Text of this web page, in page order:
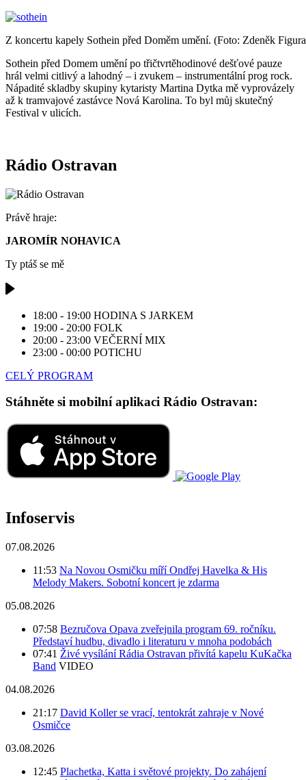
Z koncertu kapely Sothein před Doměm umění. (Foto: Zdeněk
Sothein před Domem umění po třičtvrtěhodinové dešťové pauze
hrál velmi citlivý a lahodný – i zvukem – instrumentální prog rock.
Nápadité skladby skupiny kytaristy Martina Dytka mě vyprovázely
až k tramvajové zastávce Nová Karolina. To byl můj skutečný
Festival v ulicích.
Rádio Ostravan
Právě hraje:
JAROMÍR NOHAVICA
Ty ptáš se mě
18:00 - 19:00 HODINA S JARKEM
19:00 - 20:00 FOLK
20:00 - 23:00 VEČERNÍ MIX
23:00 - 00:00 POTICHU
CELÝ PROGRAM
Stáhněte si mobilní aplikaci Rádio Ostravan:
Infoservis
07.08.2026
11:53 Na Novou Osmičku míří Ondřej Havelka & His
Melody Makers. Sobotní koncert je zdarma
05.08.2026
07:58 Bezručova Opava zveřejnila program 69. ročníku.
Představí hudbu, divadlo i literaturu v mnoha podobách
07:41 Živé vysílání Rádia Ostravan přivítá kapelu KuKačka
Band VIDEO
04.08.2026
21:17 David Koller se vrací, tentokrát zahraje v Nové
Osmičce
03.08.2026
12:45 Plachetka, Katta i světové projekty. Do zahájení